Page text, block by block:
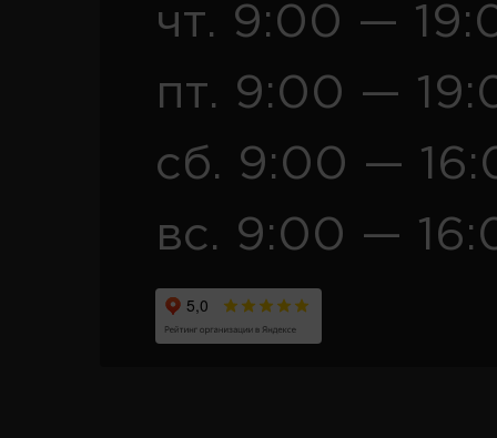
чт. 9:00 —
пт. 9:00 —
сб. 9:00 —
вс. 9:00 —